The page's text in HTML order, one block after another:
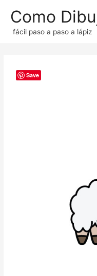
Como
fácil paso a paso a lápiz
Save